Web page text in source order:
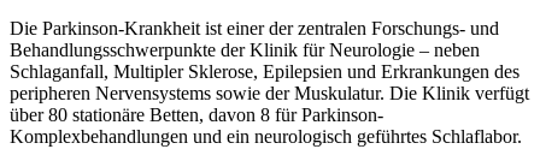
Die Parkinson-Krankheit ist einer der zentralen Forschungs- und
Behandlungsschwerpunkte der Klinik für Neurologie – neben
Schlaganfall, Multipler Sklerose, Epilepsien und Erkrankungen des
peripheren Nervensystems sowie der Muskulatur. Die Klinik verfügt
über 80 stationäre Betten, davon 8 für Parkinson-
Komplexbehandlungen und ein neurologisch geführtes Schlaflabor.